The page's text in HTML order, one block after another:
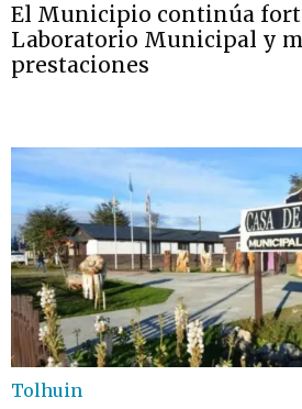
El Municipio continúa
Laboratorio Municipal y
prestaciones
Tolhuin